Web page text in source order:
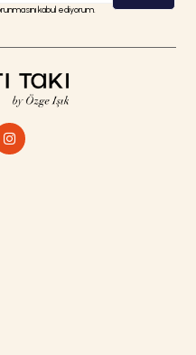
kabul ediyorum.